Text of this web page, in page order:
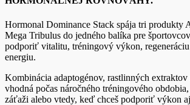
Hormonal Dominance Stack spája tri produkty
Mega Tribulus do jedného balíka pre
podporiť vitalitu, tréningový výkon,
energiu.
Kombinácia adaptogénov, rastlinných
vhodná počas náročného tréningového
záťaži alebo vtedy, keď chceš podporiť výkon